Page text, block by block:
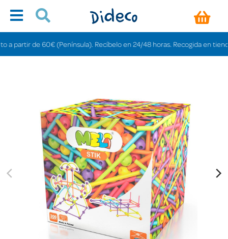
de 60€ (Península). Recíbelo en 24/48 horas. Recogida en tiendas